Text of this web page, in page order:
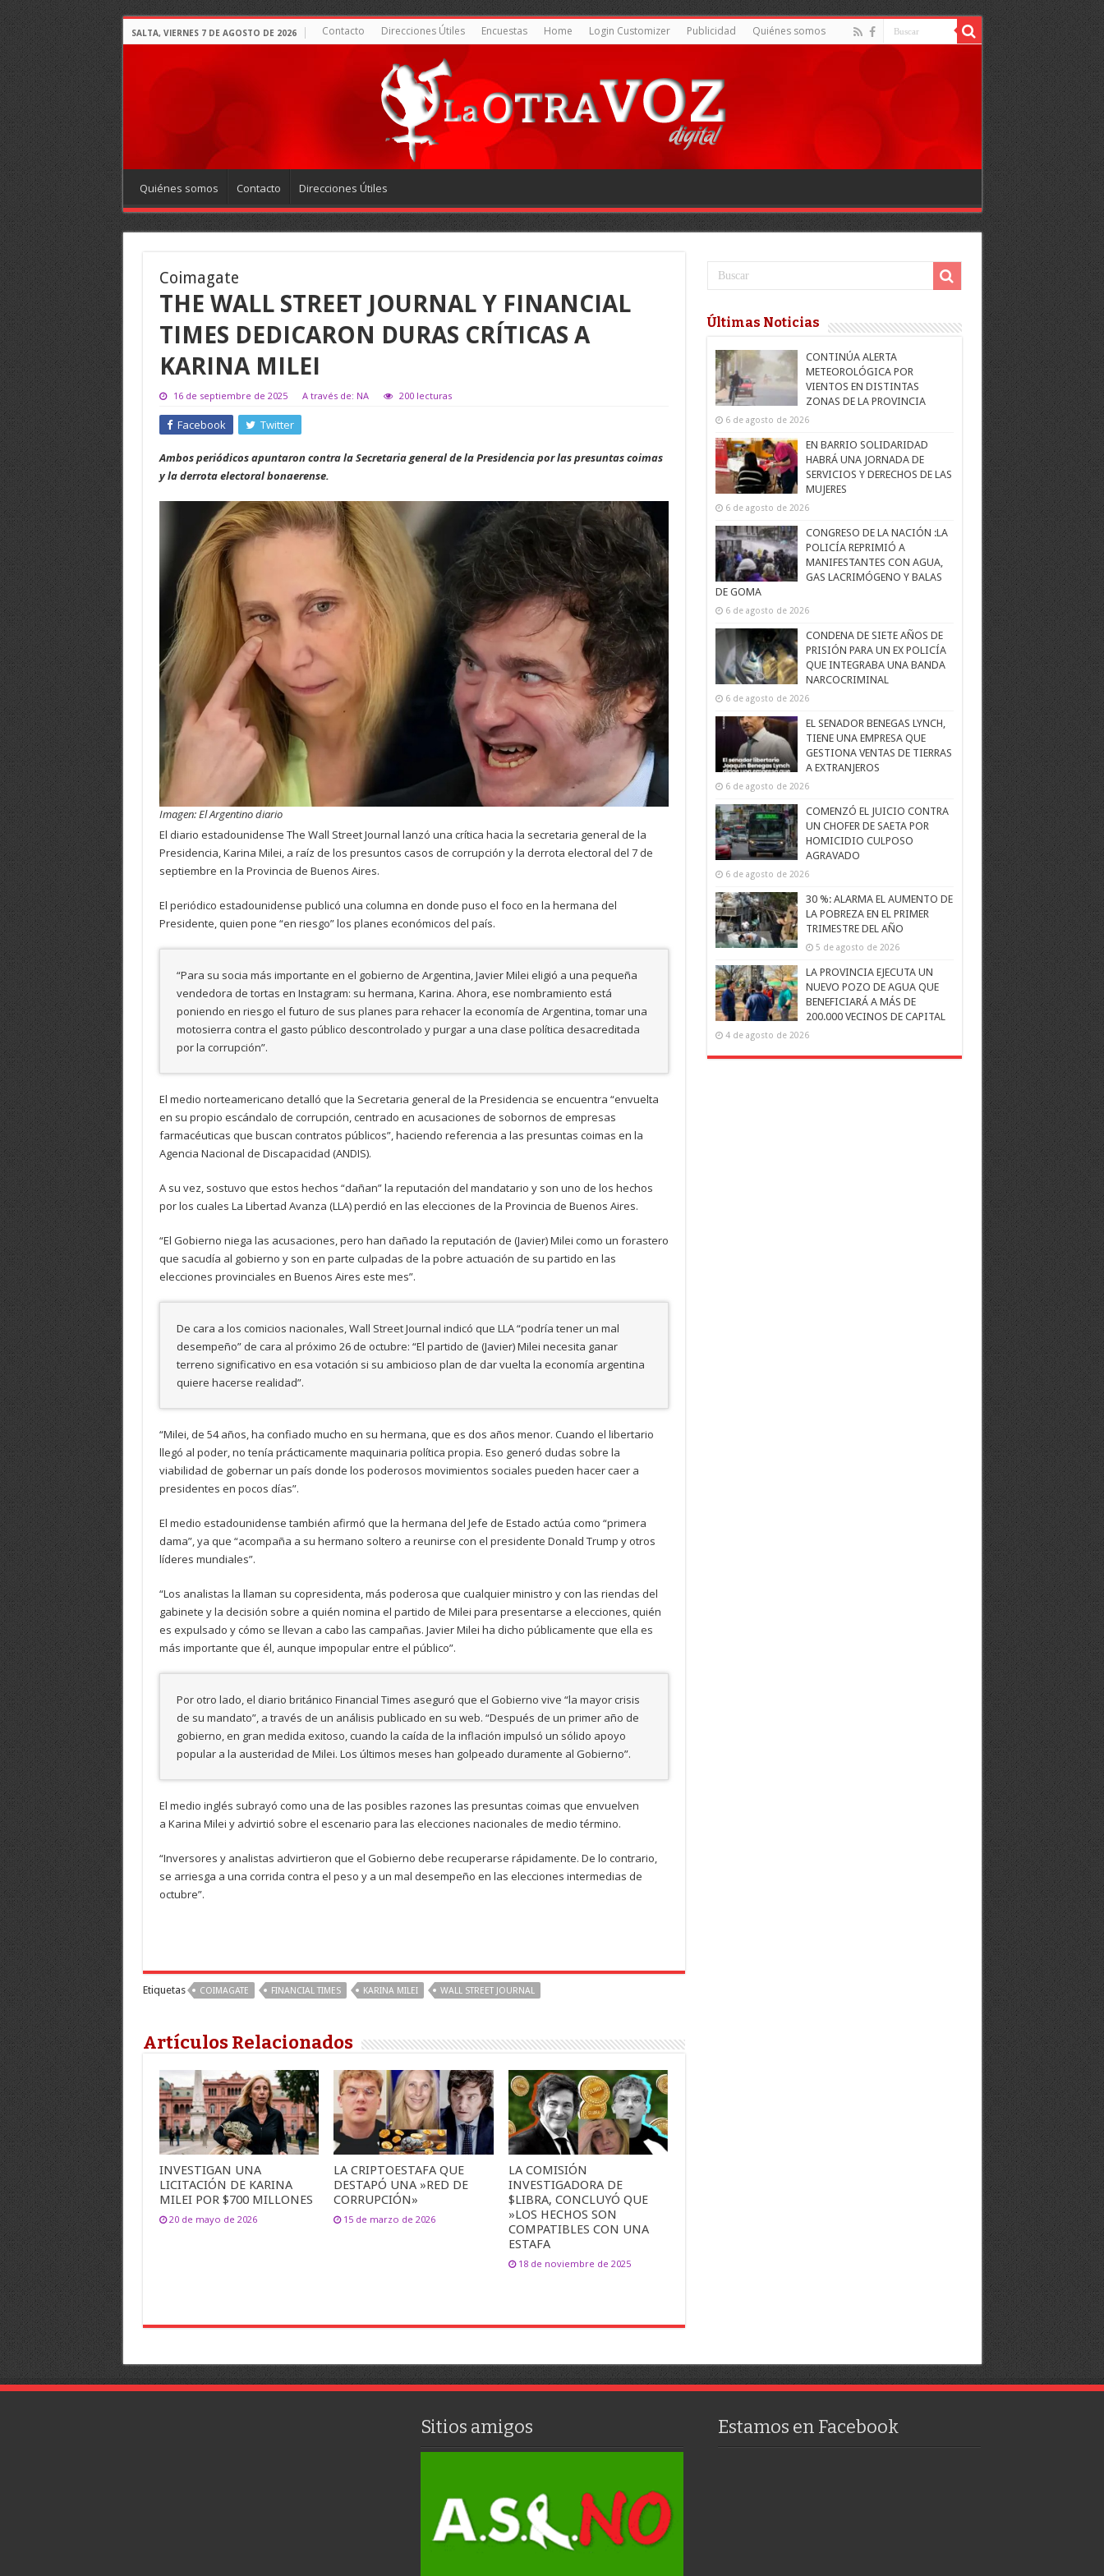
SALTA, VIERNES 7 DE AGOSTO DE 2026 Contacto Direcciones Útiles Encuestas Home Login Customizer Publicidad Quiénes somos
Quiénes somos Contacto Direcciones Útiles
Coimagate
THE WALL STREET JOURNAL Y FINANCIAL
TIMES DEDICARON DURAS CRÍTICAS A
KARINA MILEI
16 de septiembre de 2025 A través de: NA 200 lecturas
Facebook Twitter
Ambos periódicos apuntaron contra la Secretaria general de la Presidencia por las presuntas coimas
y la derrota electoral bonaerense.
Imagen: El Argentino diario
El diario estadounidense The Wall Street Journal lanzó una crítica hacia la secretaria general de la
Presidencia, Karina Milei, a raíz de los presuntos casos de corrupción y la derrota electoral del 7 de
septiembre en la Provincia de Buenos Aires.
El periódico estadounidense publicó una columna en donde puso el foco en la hermana del
Presidente, quien pone “en riesgo” los planes económicos del país.
“Para su socia más importante en el gobierno de Argentina, Javier Milei eligió a una pequeña
vendedora de tortas en Instagram: su hermana, Karina. Ahora, ese nombramiento está
poniendo en riesgo el futuro de sus planes para rehacer la economía de Argentina, tomar una
motosierra contra el gasto público descontrolado y purgar a una clase política desacreditada
por la corrupción”.
El medio norteamericano detalló que la Secretaria general de la Presidencia se encuentra “envuelta
en su propio escándalo de corrupción, centrado en acusaciones de sobornos de empresas
farmacéuticas que buscan contratos públicos”, haciendo referencia a las presuntas coimas en la
Agencia Nacional de Discapacidad (ANDIS).
A su vez, sostuvo que estos hechos “dañan” la reputación del mandatario y son uno de los hechos
por los cuales La Libertad Avanza (LLA) perdió en las elecciones de la Provincia de Buenos Aires.
“El Gobierno niega las acusaciones, pero han dañado la reputación de (Javier) Milei como un forastero
que sacudía al gobierno y son en parte culpadas de la pobre actuación de su partido en las
elecciones provinciales en Buenos Aires este mes”.
De cara a los comicios nacionales, Wall Street Journal indicó que LLA “podría tener un mal
desempeño” de cara al próximo 26 de octubre: “El partido de (Javier) Milei necesita ganar
terreno significativo en esa votación si su ambicioso plan de dar vuelta la economía argentina
quiere hacerse realidad”.
“Milei, de 54 años, ha confiado mucho en su hermana, que es dos años menor. Cuando el libertario
llegó al poder, no tenía prácticamente maquinaria política propia. Eso generó dudas sobre la
viabilidad de gobernar un país donde los poderosos movimientos sociales pueden hacer caer a
presidentes en pocos días”.
El medio estadounidense también afirmó que la hermana del Jefe de Estado actúa como “primera
dama”, ya que “acompaña a su hermano soltero a reunirse con el presidente Donald Trump y otros
líderes mundiales”.
“Los analistas la llaman su copresidenta, más poderosa que cualquier ministro y con las riendas del
gabinete y la decisión sobre a quién nomina el partido de Milei para presentarse a elecciones, quién
es expulsado y cómo se llevan a cabo las campañas. Javier Milei ha dicho públicamente que ella es
más importante que él, aunque impopular entre el público”.
Por otro lado, el diario británico Financial Times aseguró que el Gobierno vive “la mayor crisis
de su mandato”, a través de un análisis publicado en su web. “Después de un primer año de
gobierno, en gran medida exitoso, cuando la caída de la inflación impulsó un sólido apoyo
popular a la austeridad de Milei. Los últimos meses han golpeado duramente al Gobierno”.
El medio inglés subrayó como una de las posibles razones las presuntas coimas que envuelven
a Karina Milei y advirtió sobre el escenario para las elecciones nacionales de medio término.
“Inversores y analistas advirtieron que el Gobierno debe recuperarse rápidamente. De lo contrario,
se arriesga a una corrida contra el peso y a un mal desempeño en las elecciones intermedias de
octubre”.
Etiquetas COIMAGATE FINANCIAL TIMES KARINA MILEI WALL STREET JOURNAL
Artículos Relacionados
INVESTIGAN UNA
LICITACIÓN DE KARINA
MILEI POR $700 MILLONES
20 de mayo de 2026
LA CRIPTOESTAFA QUE
DESTAPÓ UNA »RED DE
CORRUPCIÓN»
15 de marzo de 2026
LA COMISIÓN
INVESTIGADORA DE
$LIBRA, CONCLUYÓ QUE
»LOS HECHOS SON
COMPATIBLES CON UNA
ESTAFA
18 de noviembre de 2025
Últimas Noticias
CONTINÚA ALERTA
METEOROLÓGICA POR
VIENTOS EN DISTINTAS
ZONAS DE LA PROVINCIA
6 de agosto de 2026
EN BARRIO SOLIDARIDAD
HABRÁ UNA JORNADA DE
SERVICIOS Y DERECHOS DE LAS
MUJERES
6 de agosto de 2026
CONGRESO DE LA NACIÓN :LA
POLICÍA REPRIMIÓ A
MANIFESTANTES CON AGUA,
GAS LACRIMÓGENO Y BALAS
DE GOMA
6 de agosto de 2026
CONDENA DE SIETE AÑOS DE
PRISIÓN PARA UN EX POLICÍA
QUE INTEGRABA UNA BANDA
NARCOCRIMINAL
6 de agosto de 2026
EL SENADOR BENEGAS LYNCH,
TIENE UNA EMPRESA QUE
GESTIONA VENTAS DE TIERRAS
A EXTRANJEROS
6 de agosto de 2026
COMENZÓ EL JUICIO CONTRA
UN CHOFER DE SAETA POR
HOMICIDIO CULPOSO
AGRAVADO
6 de agosto de 2026
30 %: ALARMA EL AUMENTO DE
LA POBREZA EN EL PRIMER
TRIMESTRE DEL AÑO
5 de agosto de 2026
LA PROVINCIA EJECUTA UN
NUEVO POZO DE AGUA QUE
BENEFICIARÁ A MÁS DE
200.000 VECINOS DE CAPITAL
4 de agosto de 2026
Sitios amigos Estamos en Facebook